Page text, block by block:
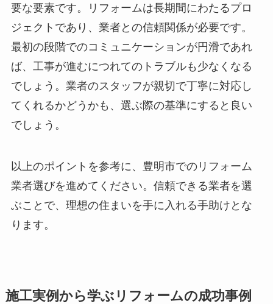
要な要素です。リフォームは長期間にわたるプロ
ジェクトであり、業者との信頼関係が必要です。
最初の段階でのコミュニケーションが円滑であれ
ば、工事が進むにつれてのトラブルも少なくなる
でしょう。業者のスタッフが親切で丁寧に対応し
てくれるかどうかも、選ぶ際の基準にすると良い
でしょう。
以上のポイントを参考に、豊明市でのリフォーム
業者選びを進めてください。信頼できる業者を選
ぶことで、理想の住まいを手に入れる手助けとな
ります。
施工実例から学ぶリフォームの成功事例